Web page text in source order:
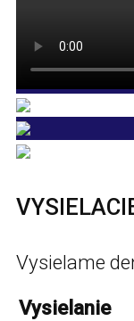
Vysielame
Vysielanie